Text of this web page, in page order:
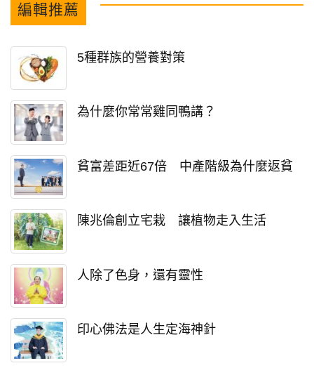
編輯推薦
5種群族的營養對策
為什麼你常常雞同鴨講？
貧富差距近67倍 中產階級為什麼返貧
陳兆倫創立宅栽 讓植物走入生活
人除了色身，還有靈性
印心佛法是人生定海神針